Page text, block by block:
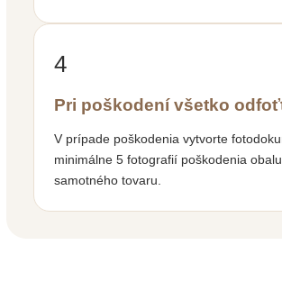
4
Pri poškodení všetko
V prípade poškodenia vytvorte
minimálne 5 fotografií poškodenia
samotného tovaru.